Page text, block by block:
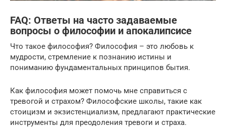
FAQ: Ответы на часто задаваемые
вопросы о философии и апокалипсисе
Что такое философия? Философия – это любовь к
мудрости, стремление к познанию истины и
пониманию фундаментальных принципов бытия.
Как философия может помочь мне справиться с
тревогой и страхом? Философские школы, такие как
стоицизм и экзистенциализм, предлагают практические
инструменты для преодоления тревоги и страха.